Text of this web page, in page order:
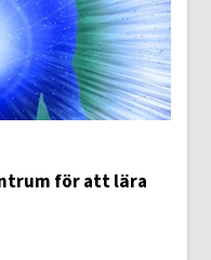
för att lära